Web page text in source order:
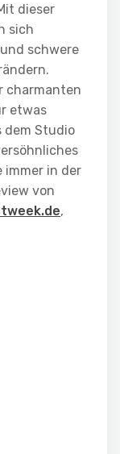
dieser
sich
schwere
charmanten
etwas
dem Studio
immer in der
von
,